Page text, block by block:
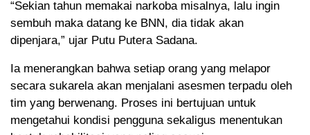
“Sekian tahun memakai narkoba misalnya, lalu ingin
sembuh maka datang ke BNN, dia tidak akan
dipenjara,” ujar Putu Putera Sadana.
Ia menerangkan bahwa setiap orang yang melapor
secara sukarela akan menjalani asesmen terpadu oleh
tim yang berwenang. Proses ini bertujuan untuk
mengetahui kondisi pengguna sekaligus menentukan